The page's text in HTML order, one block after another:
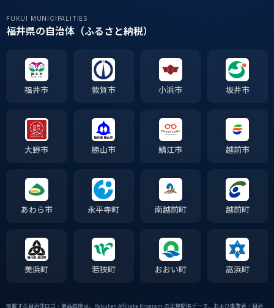
FUKUI MUNICIPALITIES
福井県の自治体（ふるさと納税）
福井市 敦賀市 小浜市 坂井市
大野市 勝山市 鯖江市 越前市
あわら市 永平寺町 南越前町 越前町
美浜町 若狭町 おおい町 高浜町
掲載する自治体ロゴ・商品画像は、Rakuten Affiliate Program の正規提供データ、および事業者・自治